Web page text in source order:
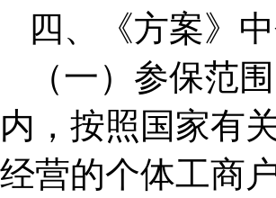
四、《方案》
（一）参保范
内，按照国家有
经营的个体工商户